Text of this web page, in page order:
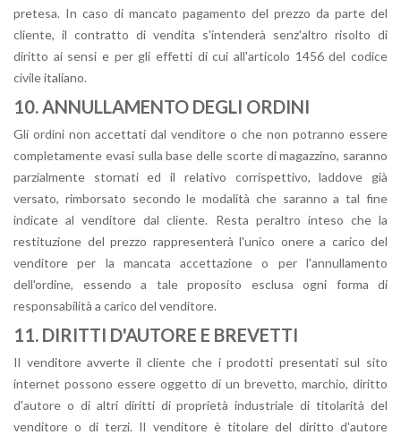
pretesa. In caso di mancato pagamento del prezzo da parte del
cliente, il contratto di vendita s'intenderà senz'altro risolto di
diritto ai sensi e per gli effetti di cui all'articolo 1456 del codice
civile italiano.
10. ANNULLAMENTO DEGLI ORDINI
Gli ordini non accettati dal venditore o che non potranno essere
completamente evasi sulla base delle scorte di magazzino, saranno
parzialmente stornati ed il relativo corrispettivo, laddove già
versato, rimborsato secondo le modalità che saranno a tal fine
indicate al venditore dal cliente. Resta peraltro inteso che la
restituzione del prezzo rappresenterà l'unico onere a carico del
venditore per la mancata accettazione o per l'annullamento
dell'ordine, essendo a tale proposito esclusa ogni forma di
responsabilità a carico del venditore.
11. DIRITTI D'AUTORE E BREVETTI
Il venditore avverte il cliente che i prodotti presentati sul sito
internet possono essere oggetto di un brevetto, marchio, diritto
d'autore o di altri diritti di proprietà industriale di titolarità del
venditore o di terzi. Il venditore è titolare del diritto d'autore